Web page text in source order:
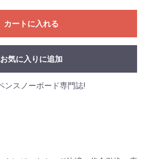
カートに入れる
お気に入りに追加
ンスノーボード専門誌!